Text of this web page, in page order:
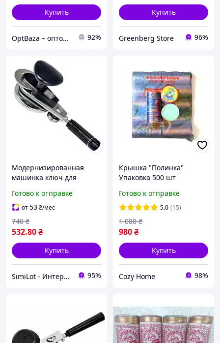
Купить
OptBaza – оптовые цены для всех 92%
Купить
Greenberg Store 96%
Модернизированная
машинка ключ для
банок автомат МЗА-П
Люкс с подшипником
Готово к отправке
от53₴/мес
532.80₴
740 ₴
Купить
SimiLot - Интернет-магазин популярных товаров 95%
Крышка "Полинка"
Упаковка 500 шт
Готово к отправке
5.0 (15)
980₴
1 080 ₴
Купить
Cozy Home 98%